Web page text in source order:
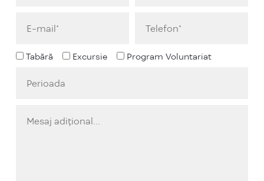
Tabără Excursie Program Voluntariat